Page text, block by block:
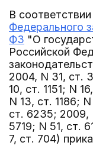
В
Федерального
ФЗ "О
Российской
2004, N 31, ст.
10, ст. 1151; N
N 13, ст. 1186;
ст. 6235; 2009,
5719; N 51, ст.
7, ст. 704)